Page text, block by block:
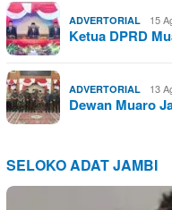
ADVERTORIAL 15
Ketua DPRD
ADVERTORIAL 13
Dewan Muaro
SELOKO ADAT JAMBI